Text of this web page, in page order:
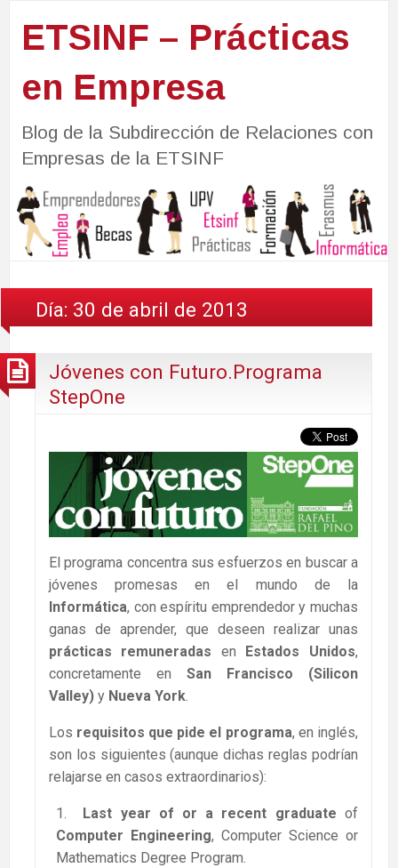
ETSINF – Prácticas
en Empresa
Blog de la Subdirección de Relaciones con
Empresas de la ETSINF
Día: 30 de abril de 2013
Jóvenes con Futuro.Programa
StepOne
El programa concentra sus esfuerzos en buscar a
jóvenes promesas en el mundo de la
Informática, con espíritu emprendedor y muchas
ganas de aprender, que deseen realizar unas
prácticas remuneradas en Estados Unidos,
concretamente en San Francisco (Silicon
Valley) y Nueva York.
Los requisitos que pide el programa, en inglés,
son los siguientes (aunque dichas reglas podrían
relajarse en casos extraordinarios):
Last year of or a recent graduate of
Computer Engineering, Computer Science or
Mathematics Degree Program.